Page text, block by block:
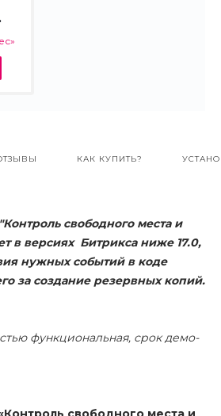
КАК КУПИТЬ?
свободного места и
в версиях Битрикса ниже 17.0,
нужных событий в коде
за создание резервных копий.
функциональная, срок демо-